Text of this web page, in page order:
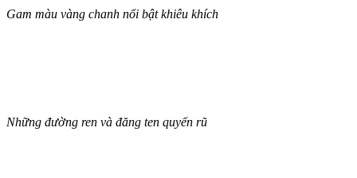
Gam màu vàng chanh nổi bật khiêu khích
Những đường ren và đăng ten quyến rũ